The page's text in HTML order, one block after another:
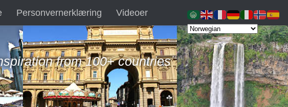
Personvernerklæring Videoer
from 100+ countries